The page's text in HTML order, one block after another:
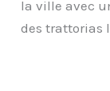
la ville avec
des trattorias